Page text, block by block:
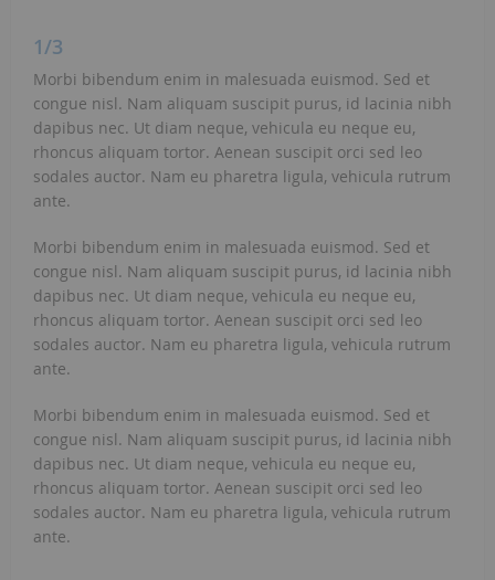
1/3
Morbi bibendum enim in malesuada euismod. Sed et
congue nisl. Nam aliquam suscipit purus, id lacinia nibh
dapibus nec. Ut diam neque, vehicula eu neque eu,
rhoncus aliquam tortor. Aenean suscipit orci sed leo
sodales auctor. Nam eu pharetra ligula, vehicula rutrum
ante.
Morbi bibendum enim in malesuada euismod. Sed et
congue nisl. Nam aliquam suscipit purus, id lacinia nibh
dapibus nec. Ut diam neque, vehicula eu neque eu,
rhoncus aliquam tortor. Aenean suscipit orci sed leo
sodales auctor. Nam eu pharetra ligula, vehicula rutrum
ante.
Morbi bibendum enim in malesuada euismod. Sed et
congue nisl. Nam aliquam suscipit purus, id lacinia nibh
dapibus nec. Ut diam neque, vehicula eu neque eu,
rhoncus aliquam tortor. Aenean suscipit orci sed leo
sodales auctor. Nam eu pharetra ligula, vehicula rutrum
ante.